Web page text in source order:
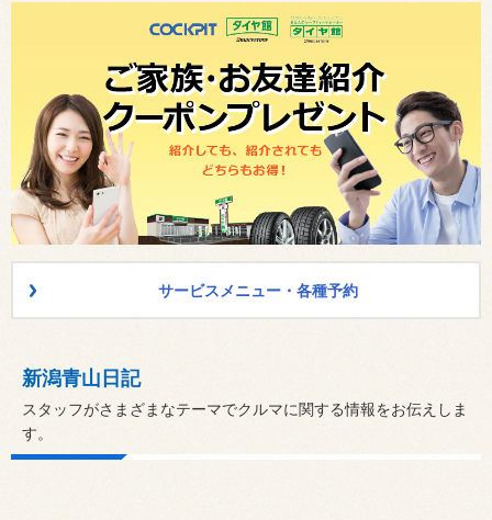
サービスメニュー・各種予約
新潟青山日記
スタッフがさまざまなテーマでクルマに関する情報をお伝えしま
す。